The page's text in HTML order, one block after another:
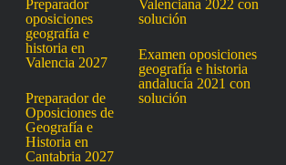
Preparador
oposiciones
geografía e
historia en
Valencia 2027
Preparador de
Oposiciones de
Geografía e
Historia en
Cantabria 2027
Valenciana 2022 con
solución
Examen oposiciones
geografía e historia
andalucía 2021 con
solución